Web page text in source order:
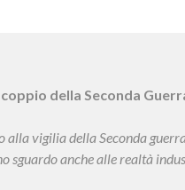
della Seconda
vigilia della Seconda
sguardo anche alle realtà